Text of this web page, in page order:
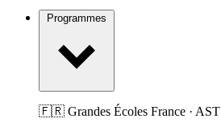
🇫🇷 Grandes Écoles France · AST